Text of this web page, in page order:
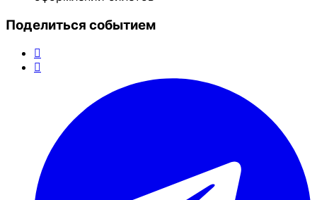
Поделиться событием